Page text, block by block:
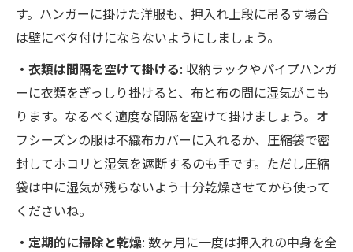
す。ハンガーに掛けた洋服も、押入れ上段に吊るす場合
は壁にベタ付けにならないようにしましょう。
・衣類は間隔を空けて掛ける: 収納ラックやパイプハンガ
ーに衣類をぎっしり掛けると、布と布の間に湿気がこも
ります。なるべく適度な間隔を空けて掛けましょう。オ
フシーズンの服は不織布カバーに入れるか、圧縮袋で密
封してホコリと湿気を遮断するのも手です。ただし圧縮
袋は中に湿気が残らないよう十分乾燥させてから使って
くださいね。
・定期的に掃除と乾燥: 数ヶ月に一度は押入れの中身を全